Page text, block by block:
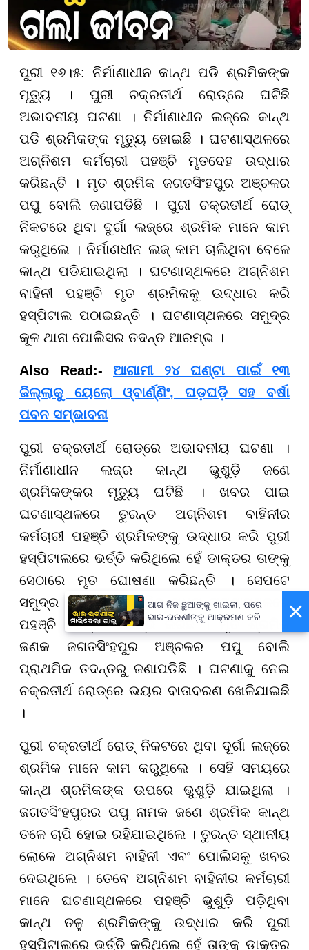
ପୁରୀ ୧୬।୫: ନିର୍ମାଣାଧୀନ କାନ୍ଥ ପଡି ଶ୍ରମିକଙ୍କ
ମୃତ୍ୟୁ । ପୁରୀ ଚକ୍ରତୀର୍ଥ ରୋଡ୍‌ରେ ଘଟିଛି
ଅଭାବନୀୟ ଘଟଣା । ନିର୍ମାଣାଧୀନ ଲଜ୍‌ରେ କାନ୍ଥ
ପଡି ଶ୍ରମିକଙ୍କ ମୃତ୍ୟୁ ହୋଇଛି । ଘଟଣାସ୍ଥଳରେ
ଅଗ୍ନିଶମ କର୍ମଚାରୀ ପହଞ୍ଚି ମୃତଦେହ ଉଦ୍ଧାର
କରିଛନ୍ତି । ମୃତ ଶ୍ରମିକ ଜଗତସିଂହପୁର ଅଞ୍ଚଳର
ପପୁ ବୋଲି ଜଣାପଡିଛି । ପୁରୀ ଚକ୍ରତୀର୍ଥ ରୋଡ୍
ନିକଟରେ ଥିବା ଦୁର୍ଗା ଲଜ୍‌ରେ ଶ୍ରମିକ ମାନେ କାମ
କରୁଥିଲେ । ନିର୍ମାଣଧୀନ ଲଜ୍ କାମ ଚାଲିଥିବା ବେଳେ
କାନ୍ଥ ପଡିଯାଇଥିଲା । ଘଟଣାସ୍ଥଳରେ ଅଗ୍ନିଶମ
ବାହିନୀ ପହଞ୍ଚି ମୃତ ଶ୍ରମିକକୁ ଉଦ୍ଧାର କରି
ହସ୍ପିଟାଲ ପଠାଇଛନ୍ତି । ଘଟଣାସ୍ଥଳରେ ସମୁଦ୍ର
କୂଳ ଥାନା ପୋଲିସର ତଦନ୍ତ ଆରମ୍ଭ ।
Also Read:- ଆଗାମୀ ୨୪ ଘଣ୍ଟା ପାଇଁ ୧୩
ଜିଲ୍ଲାକୁ ୟେଲୋ ଓ୍ବାର୍ଣ୍ଣିଂ, ଘଡ଼ଘଡ଼ି ସହ ବର୍ଷା
ପବନ ସମ୍ଭାବନା
ପୁରୀ ଚକ୍ରତୀର୍ଥ ରୋଡ୍‌ରେ ଅଭାବନୀୟ ଘଟଣା ।
ନିର୍ମାଣାଧୀନ ଲଜ୍‌ର କାନ୍ଥ ଭୁଶୁଡ଼ି ଜଣେ
ଶ୍ରମିକଙ୍କର ମୃତ୍ୟୁ ଘଟିଛି । ଖବର ପାଇ
ଘଟଣାସ୍ଥଳରେ ତୁରନ୍ତ ଅଗ୍ନିଶମ ବାହିନୀର
କର୍ମଚାରୀ ପହଞ୍ଚି ଶ୍ରମିକଙ୍କୁ ଉଦ୍ଧାର କରି ପୁରୀ
ହସ୍ପିଟାଲରେ ଭର୍ତ୍ତି କରିଥିଲେ ହେଁ ଡାକ୍ତର ତାଙ୍କୁ
ସେଠାରେ ମୃତ ଘୋଷଣା କରିଛନ୍ତି । ସେପଟେ
ସମୁଦ୍ର କୂଳ ଥାନା ପୋଲିସ ମଧ୍ୟ ଘଟଣାସ୍ଥଳରେ
ପହଞ୍ଚି ତଦନ୍ତ ଆରମ୍ଭ କରିଛି । ମୃତ ଶ୍ରମିକ
ଜଣକ ଜଗତସିଂହପୁର ଅଞ୍ଚଳର ପପୁ ବୋଲି
ପ୍ରାଥମିକ ତଦନ୍ତରୁ ଜଣାପଡିଛି । ଘଟଣାକୁ ନେଇ
ଚକ୍ରତୀର୍ଥ ରୋଡ୍‌ରେ ଭୟର ବାତାବରଣ ଖେଳିଯାଇଛି
।
ପୁରୀ ଚକ୍ରତୀର୍ଥ ରୋଡ୍ ନିକଟରେ ଥିବା ଦୂର୍ଗା‌ ଲଜ୍‌ରେ
ଶ୍ରମିକ ମାନେ କାମ କରୁଥିଲେ । ସେହି ସମୟରେ
କାନ୍ଥ ଶ୍ରମିକଙ୍କ ଉପରେ ଭୁଶୁଡ଼ି ଯାଇଥିଲା ।
ଜଗତସିଂହପୁରର ପପୁ ନାମକ ଜଣେ ଶ୍ରମିକ କାନ୍ଥ
ତଳେ ଚାପି ହୋଇ ରହିଯାଇଥିଲେ । ତୁରନ୍ତ ସ୍ଥାନୀୟ
ଲୋକେ ଅଗ୍ନିଶମ ବାହିନୀ ଏବଂ ପୋଲିସକୁ ଖବର
ଦେଇଥିଲେ । ତେବେ ଅଗ୍ନିଶମ ବାହିନୀର କର୍ମଚାରୀ
ମାନେ ଘଟଣାସ୍ଥଳରେ ପହଞ୍ଚି ଭୁଶୁଡ଼ି ପଡ଼ିଥିବା
କାନ୍ଥ ତଳୁ ଶ୍ରମିକଙ୍କୁ ଉଦ୍ଧାର କରି ପୁରୀ
ହସ୍ପିଟାଲରେ ଭର୍ତ୍ତି କରିଥିଲେ ହେଁ ତାଙ୍କୁ ଡାକ୍ତର
×
ଆଗ ନିଜ ଛୁଆଙ୍କୁ ଖାଇଲା, ପରେ
ଭାଇ-ଭଉଣୀଙ୍କୁ ଆକ୍ରମଣ କରି